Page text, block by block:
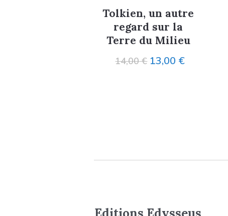
Tolkien, un autre
regard sur la
Terre du Milieu
14,00 € Le
13,00 €Le